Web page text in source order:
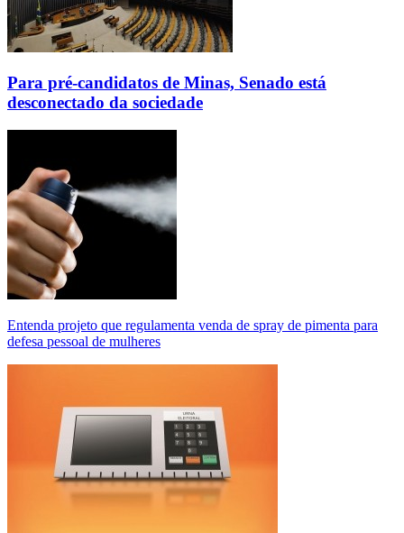
Para pré-candidatos de Minas, Senado está
desconectado da sociedade
Entenda projeto que regulamenta venda de spray de pimenta para
defesa pessoal de mulheres